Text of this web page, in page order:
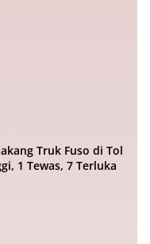
Truk Fuso di Tol
1 Tewas, 7 Terluka